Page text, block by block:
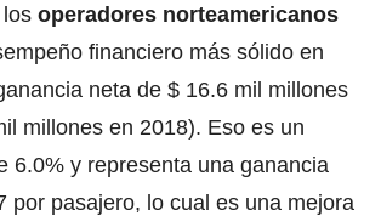
operadores norteamericanos
financiero más sólido en
neta de $ 16.6 mil millones
millones en 2018). Eso es un
6.0% y representa una ganancia
por pasajero, lo cual es una mejora